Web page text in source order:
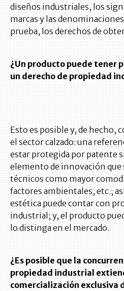
diseños industriales, los
marcas y las
prueba, los derechos de
¿Un producto puede tener
un derecho de propiedad
Esto es posible y, de hecho,
el sector calzado: una
estar protegida por patente
elemento de innovación
técnicos como mayor
factores ambientales, etc.;
estética puede contar con
industrial; y, el producto
lo distinga en el mercado.
¿Es posible que la
propiedad industrial
comercialización exclusiva